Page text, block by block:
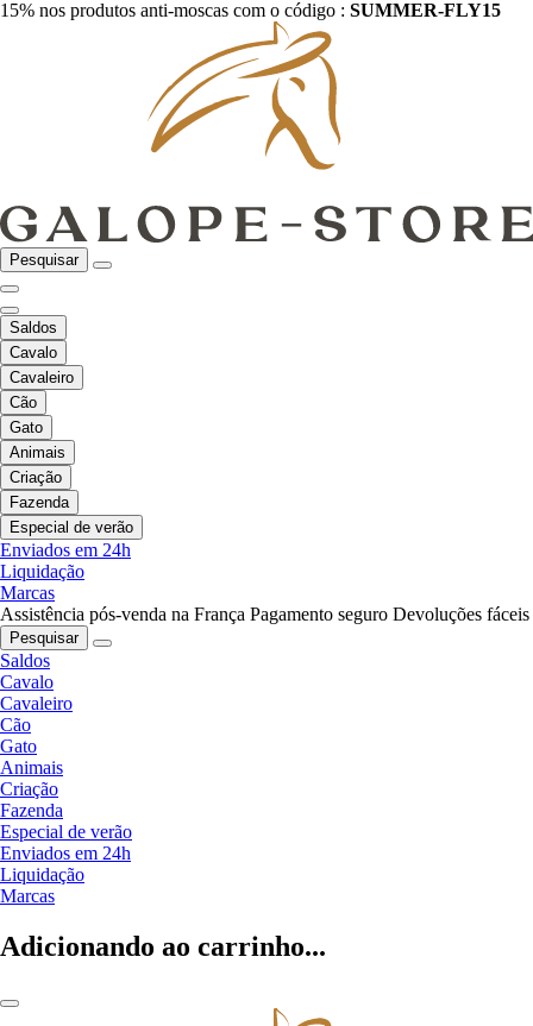
15% nos produtos anti-moscas com o código : SUMMER-FLY15
Pesquisar
Saldos
Cavalo
Cavaleiro
Cão
Gato
Animais
Criação
Fazenda
Especial de verão
Enviados em 24h
Liquidação
Marcas
Assistência pós-venda na França Pagamento seguro Devoluções fáceis
Pesquisar
Saldos
Cavalo
Cavaleiro
Cão
Gato
Animais
Criação
Fazenda
Especial de verão
Enviados em 24h
Liquidação
Marcas
Adicionando ao carrinho...